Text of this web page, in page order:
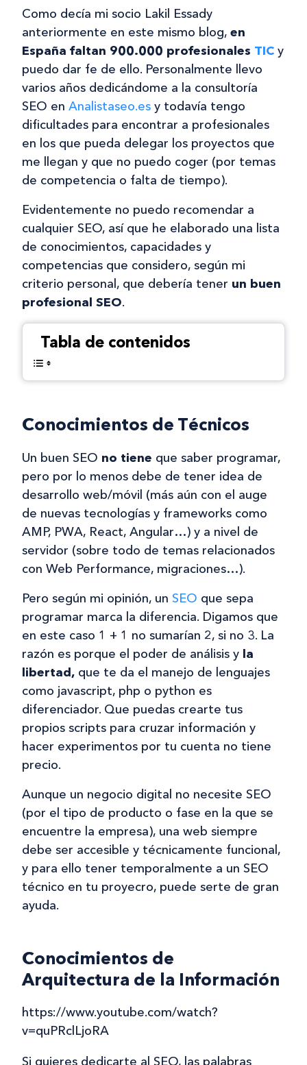
Como decía mi socio Lakil Essady
anteriormente en este mismo blog, en
España faltan 900.000 profesionales TIC y
puedo dar fe de ello. Personalmente llevo
varios años dedicándome a la consultoría
SEO en Analistaseo.es y todavía tengo
dificultades para encontrar a profesionales
en los que pueda delegar los proyectos que
me llegan y que no puedo coger (por temas
de competencia o falta de tiempo).
Evidentemente no puedo recomendar a
cualquier SEO, así que he elaborado una lista
de conocimientos, capacidades y
competencias que considero, según mi
criterio personal, que debería tener un buen
profesional SEO.
Tabla de contenidos
Conocimientos de Técnicos
Un buen SEO no tiene que saber programar,
pero por lo menos debe de tener idea de
desarrollo web/móvil (más aún con el auge
de nuevas tecnologías y frameworks como
AMP, PWA, React, Angular…) y a nivel de
servidor (sobre todo de temas relacionados
con Web Performance, migraciones…).
Pero según mi opinión, un SEO que sepa
programar marca la diferencia. Digamos que
en este caso 1 + 1 no sumarían 2, si no 3. La
razón es porque el poder de análisis y la
libertad, que te da el manejo de lenguajes
como javascript, php o python es
diferenciador. Que puedas crearte tus
propios scripts para cruzar información y
hacer experimentos por tu cuenta no tiene
precio.
Aunque un negocio digital no necesite SEO
(por el tipo de producto o fase en la que se
encuentre la empresa), una web siempre
debe ser accesible y técnicamente funcional,
y para ello tener temporalmente a un SEO
técnico en tu proyecro, puede serte de gran
ayuda.
Conocimientos de
Arquitectura de la Información
https://www.youtube.com/watch?
v=quPRclLjoRA
Si quieres dedicarte al SEO, las palabras